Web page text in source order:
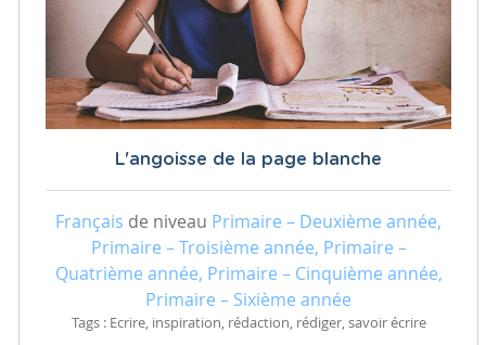
L'angoisse de la page blanche
Français de niveau Primaire – Deuxième année,
Primaire – Troisième année, Primaire –
Quatrième année, Primaire – Cinquième année,
Primaire – Sixième année
Tags : Ecrire, inspiration, rédaction, rédiger, savoir écrire